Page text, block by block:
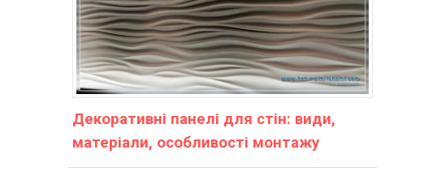
Декоративні панелі для стін: види,
матеріали, особливості монтажу